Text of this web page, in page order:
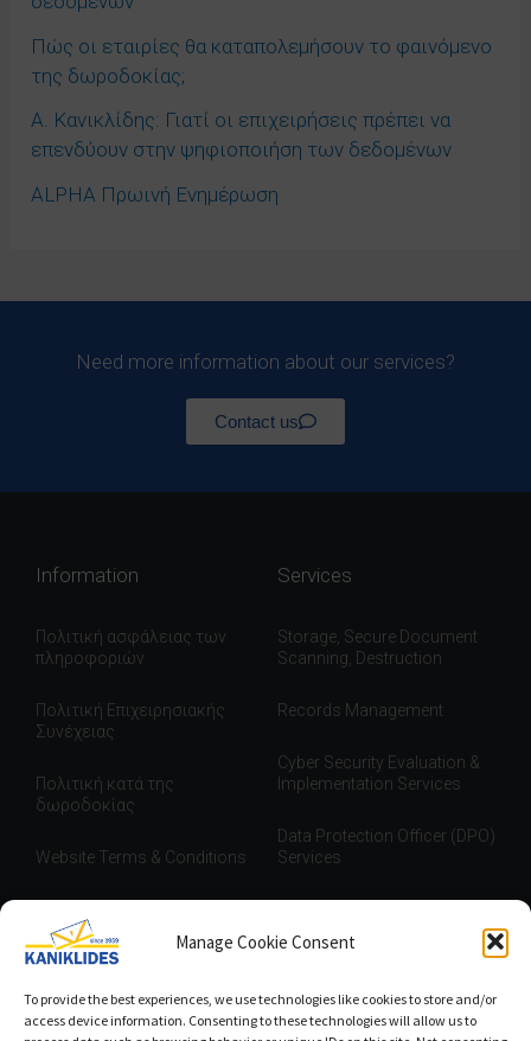
Manage Cookie Consent
To provide the best experiences, we use technologies like cookies to store and/or
access device information. Consenting to these technologies will allow us to
Πώς οι εταιρίες θα καταπολεμήσουν το φαινόμενο
της δωροδοκίας;
Α. Κανικλίδης: Γιατί οι επιχειρήσεις πρέπει να
επενδύουν στην ψηφιοποιήση των δεδομένων
ALPHA Πρωινή Ενημέρωση
Need more information about our services?
Contact us
Information
Πολιτική ασφάλειας των
πληροφοριών
Πολιτική Επιχειρησιακής
Συνέχειας
Πολιτική κατά της
δωροδοκίας
Website Terms & Conditions
Cookie Policy (EU)
Services
Storage, Secure Document
Scanning, Destruction
Records Management
Cyber Security Evaluation &
Implementation Services
Data Protection Officer (DPO)
Services